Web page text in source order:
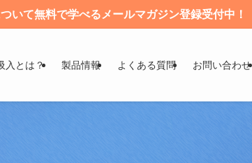
いて無料で学べるメールマガジン登録受付中！
入とは？ 製品情報 よくある質問 お問い合わせ